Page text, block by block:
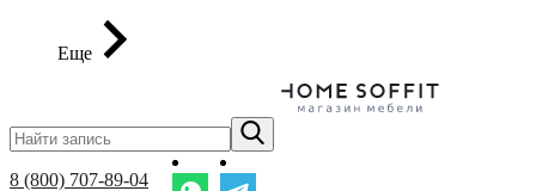
Еще
8 (800) 707-89-04